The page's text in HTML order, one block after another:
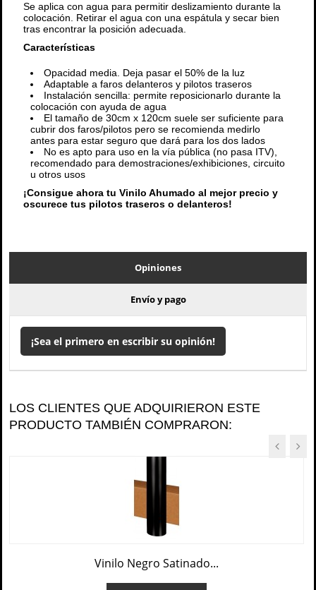
Se aplica con agua para permitir deslizamiento durante la
colocación. Retirar el agua con una espátula y secar bien
tras encontrar la posición adecuada.
Características
Opacidad media. Deja pasar el 50% de la luz
Adaptable a faros delanteros y pilotos traseros
Instalación sencilla: permite reposicionarlo durante la
colocación con ayuda de agua
El tamaño de 30cm x 120cm suele ser suficiente para
cubrir dos faros/pilotos pero se recomienda medirlo
antes para estar seguro que dará para los dos lados
No es apto para uso en la vía pública (no pasa ITV),
recomendado para demostraciones/exhibiciones, circuito
u otros usos
¡Consigue ahora tu Vinilo Ahumado al mejor precio y
oscurece tus pilotos traseros o delanteros!
Opiniones
Envío y pago
¡Sea el primero en escribir su opinión!
LOS CLIENTES QUE ADQUIRIERON ESTE
PRODUCTO TAMBIÉN COMPRARON:
Vinilo Negro Satinado...